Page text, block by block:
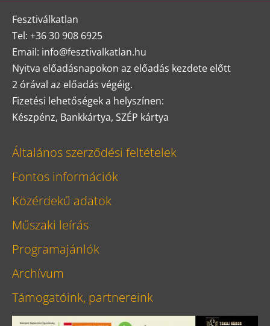
Fesztiválkatlan
Tel: +36 30 908 6925
Email: info@fesztivalkatlan.hu
Nyitva előadásnapokon az előadás kezdete előtt
2 órával az előadás végéig.
Fizetési lehetőségek a helyszínen:
Készpénz, Bankkártya, SZÉP kártya
Általános szerződési feltételek
Fontos információk
Közérdekű adatok
Műszaki leírás
Programajánlók
Archívum
Támogatóink, partnereink